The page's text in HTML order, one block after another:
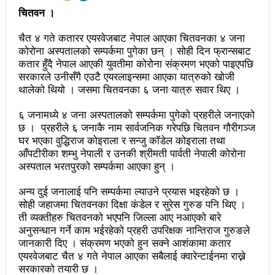
अझ सुदृढ बनाएको छः प्रचण्ड
छिटफुटबाहेक शान्तिपूर्ण रुपमा मतदान सम्पन्न
आज प्रतिनिधिसभा सदस्य निर्वाचनः देशैभर मतदान जारी
बैतडीमा जन्तिबस दुर्घटनाः १३ जनाको मृत्यु
कविता – अपजश
पुरस्कार वितरणबिनै काउन्सिलले सम्पन्न गर्‍यो वार्षिकोत्सव
हितेन्द्रदेव शाक्यलाई पद छाड्नुपर्ने नैतिक दबाबः समय बुझेर
बाटो खुलाउन मन्त्री घिसिङको म्यासेज
खतिवडाको नयाँ गीत जमाना आजकाल
सहनशीलताको ब्रेक
राममाया च्यामिनीसँग दशरथ चन्दको अनुरोध – प्रेमविनोद नन्दन
चितवन ।
चैत ४ गते कतारर एयरवेजबाट नेपाल आएका चितवनका ४ जना
कोरोना अस्पतालको सम्पर्कमा पुगेका छन् । सोही दिन फ्रान्सबाट
कतार हुँदै नेपाल आएकी युवतीमा कोरोना संक्रमण भएको पाइएपछि
सरकारले उनीसँगै एउटै एयरलाइन्समा आएका यात्रुको खोजी
थालेको थियो । जसमा चितवनका ६ जना यात्रु सवार थिए ।
६ जनामध्ये ४ जना अस्पतालको सम्पर्कमा पुगेको प्रहरीले जनाएको
छ । प्रहरीले ६ जनाकै नाम सार्वजनिक गरेपछि चितवन गौरीगञ्ज
घर भएका वुद्धिराज कोइराला र सन्जु कॉडेल कोइराला तथा
आँपटीरीका शम्भु नेपाली र उनकी श्रीमती पार्वती नेपाली कोरोना
अस्पताल भरतपुरको सम्पर्कमा आएका हुन् ।
अन्य दुई जनालाई पनि सम्पर्कमा ल्याउने प्रयास भइरहेको छ ।
सोही जहाजमा चितवनका दिक्षा कंडेल र सुरेस गुरुङ पनि थिए ।
ती व्यक्तीहरु चितवनको भएपनि जिल्ला आए नआएको बारे
अनुसन्धान गर्ने काम भईरहेको प्रहरी उपरिक्षक नान्तिराज गुरुङले
जानकारी दिए । संक्रमण भएको हुन सक्ने आ‌श‌ंकामा कतार
एयरवेजबाट चैत ४ गते नेपाल आएका सबैलाई क्वारेन्टाईनमा राख्ने
सरकारको तयारी छ ।